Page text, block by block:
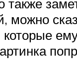
также
можно